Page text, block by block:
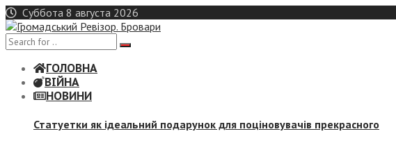
Skip
to
content
Суббота 8 августа 2026
ГОЛОВНА
ВІЙНА
НОВИНИ
Статуетки як ідеальний подарунок для поціновувачів прекрасного